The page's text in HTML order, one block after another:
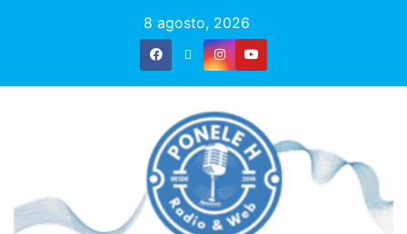
8 agosto, 2026